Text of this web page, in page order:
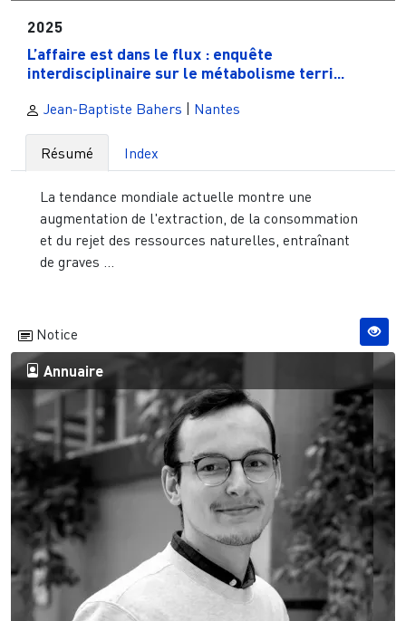
2025
L’affaire est dans le flux : enquête
interdisciplinaire sur le métabolisme terri...
Jean-Baptiste Bahers | Nantes
Résumé Index
La tendance mondiale actuelle montre une
augmentation de l'extraction, de la consommation
et du rejet des ressources naturelles, entraînant
de graves ...
Notice
Annuaire